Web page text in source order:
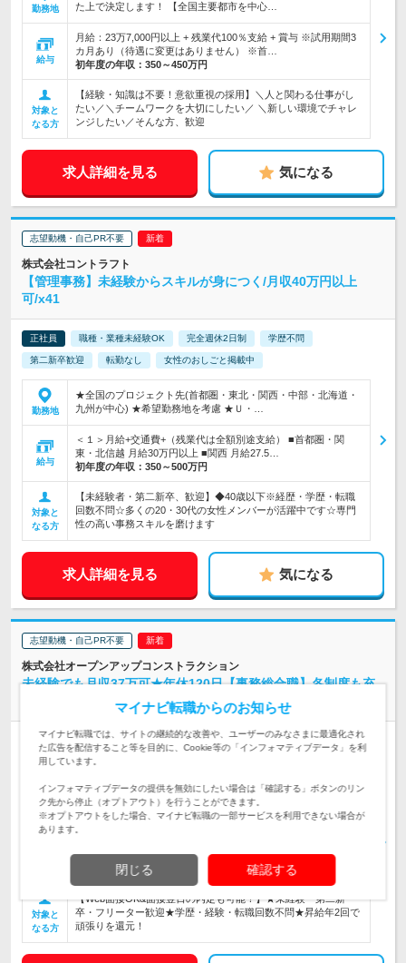
勤務地
た上で決定します！ 【全国主要都市を中心…
給与
月給：23万7,000円以上 + 残業代100％支給 + 賞与 ※試用期間3
カ月あり（待遇に変更はありません） ※首…
初年度の年収： 350～450万円
対象と
なる方
【経験・知識は不要！意欲重視の採用】＼人と関わる仕事がし
たい／＼チームワークを大切にしたい／ ＼新しい環境でチャレ
ンジしたい／そんな方、歓迎
求人詳細を見る 気になる
志望動機・自己PR不要
株式会社コントラフト
【管理事務】未経験からスキルが身につく/月収40万円以上
可/x41
正社員 職種・業種未経験OK 完全週休2日制 学歴不問
第二新卒歓迎 転勤なし 女性のおしごと掲載中
勤務地
★全国のプロジェクト先(首都圏・東北・関西・中部・北海道・
九州が中心) ★希望勤務地を考慮 ★Ｕ・…
給与
＜１＞月給+交通費+（残業代は全額別途支給） ■首都圏・関
東・北信越 月給30万円以上 ■関西 月給27.5…
初年度の年収： 350～500万円
対象と
なる方
【未経験者・第二新卒、歓迎】◆40歳以下※経歴・学歴・転職
回数不問☆多くの20・30代の女性メンバーが活躍中です☆専門
性の高い事務スキルを磨けます
求人詳細を見る 気になる
志望動機・自己PR不要
株式会社オープンアップコンストラクション
未経験でも月収37万可★年休120日【事務総合職】各制度も充
正社員 職種・業種未経験OK 完全週休2日制 学歴不問
第二新卒歓迎
勤務地
《転勤なし／腰を据えて働ける環境！》 全国の各プロジェクト
先が勤務地です♪ ★あなたの好きな街でず…
28.5万円～ 〈その他〉月給26.5万円～ ※…
初年度の年収：350～500万円
対象と
なる方
【Web面接OK&面接翌日の内定も可能！】★未経験・第二新
卒・フリーター歓迎★学歴・経験・転職回数不問★昇給年2回で
頑張りを還元！
マイナビ転職からのお知らせ
マイナビ転職では、サイトの継続的な改善や、ユーザーのみなさまに最適化され
た広告を配信すること等を目的に、Cookie等の「インフォマティブデータ」を利
用しています。
インフォマティブデータの提供を無効にしたい場合は「確認する」ボタンのリン
ク先から停止（オプトアウト）を行うことができます。
※オプトアウトをした場合、マイナビ転職の一部サービスを利用できない場合が
あります。
閉じる 確認する